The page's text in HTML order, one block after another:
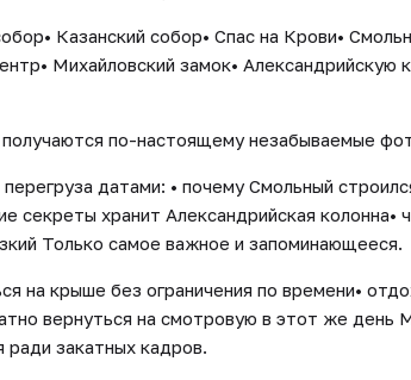
Казанский собор• Спас на Крови•
Михайловский замок• Александрийскую
по-настоящему незабываемые
датами: • почему Смольный
секреты хранит Александрийская колонна•
Только самое важное и запоминающееся.
на крыше без ограничения по времени•
вернуться на смотровую в этот же день
закатных кадров.